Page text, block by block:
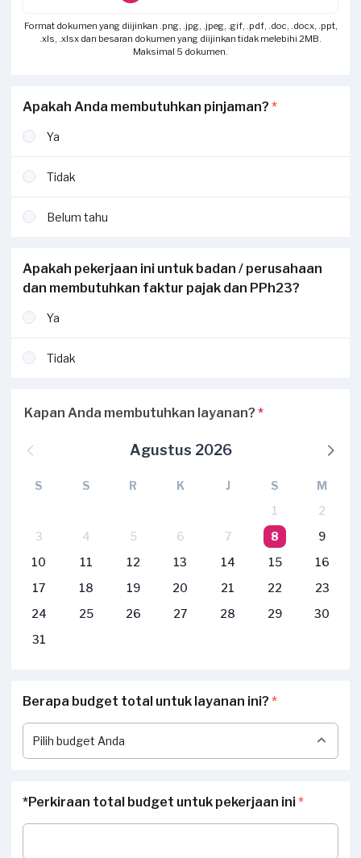
Format dokumen yang diijinkan .png, .jpg, .jpeg, .gif, .pdf, .doc, .docx, .ppt,
.xls, .xlsx dan besaran dokumen yang diijinkan tidak melebihi 2MB.
Maksimal 5 dokumen.
Apakah Anda membutuhkan pinjaman? *
Ya
Tidak
Belum tahu
Apakah pekerjaan ini untuk badan / perusahaan
dan membutuhkan faktur pajak dan PPh23?
Ya
Tidak
Kapan Anda membutuhkan layanan? *
Agustus 2026
S S R K J S
M
1
2
3
4 5 6 7 8
9
10
11 12 13 14 15
16
17
18 19 20 21 22
23
24
25 26 27 28 29
30
31
Berapa budget total untuk layanan ini? *
*Perkiraan total budget untuk pekerjaan ini*